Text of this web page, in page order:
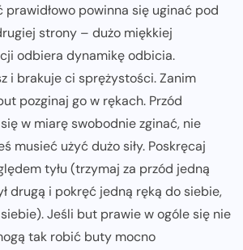
prawidłowo powinna się uginać pod
strony – dużo miękkiej
odbiera dynamikę odbicia.
i brakuje ci sprężystości. Zanim
pozginaj go w rękach. Przód
w miarę swobodnie zginać, nie
musieć użyć dużo siły. Poskręcaj
tyłu (trzymaj za przód jedną
drugą i pokręć jedną ręką do siebie,
Jeśli but prawie w ogóle się nie
tak robić buty mocno